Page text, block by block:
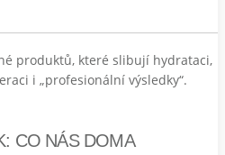
produktů, které slibují hydrataci,
i „profesionální výsledky“.
CO NÁS DOMA